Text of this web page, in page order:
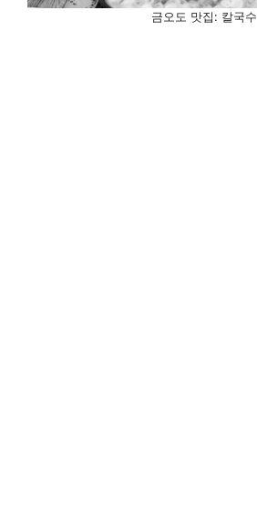
금오도 맛집: 칼국수